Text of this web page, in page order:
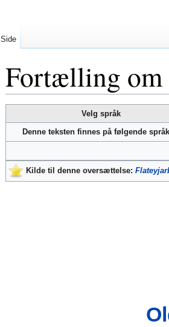
Fortælling om
til
navigering
til
Velg språk
Denne teksten finnes på følgende
Kilde til denne oversættelse:
Side